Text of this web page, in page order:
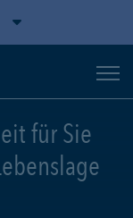
für Sie